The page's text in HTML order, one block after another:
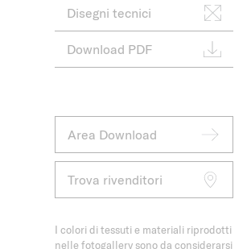
Disegni tecnici
Download PDF
Area Download
Trova rivenditori
I colori di tessuti e materiali riprodotti
nelle fotogallery sono da considerarsi